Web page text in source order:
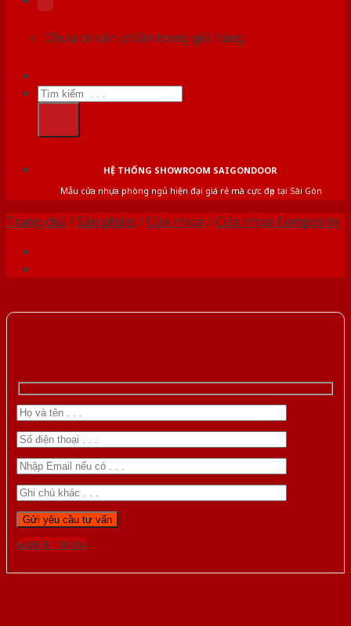
Chưa có sản phẩm trong giỏ hàng.
Tìm
kiếm:
HỆ THỐNG SHOWROOM SAIGONDOOR
Mẫu cửa nhựa phòng ngủ hiện đại giá rẻ mà cực đẹp tại Sài Gòn
Trang chủ /Sản phẩm /Cửa nhựa /Cửa nhựa Composite
Gọi 0976.169.864